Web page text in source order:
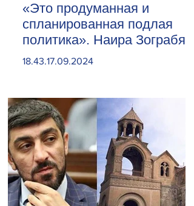
«Это продуманная и
спланированная подлая
политика». Наира Зограбян
18.43.17.09.2024